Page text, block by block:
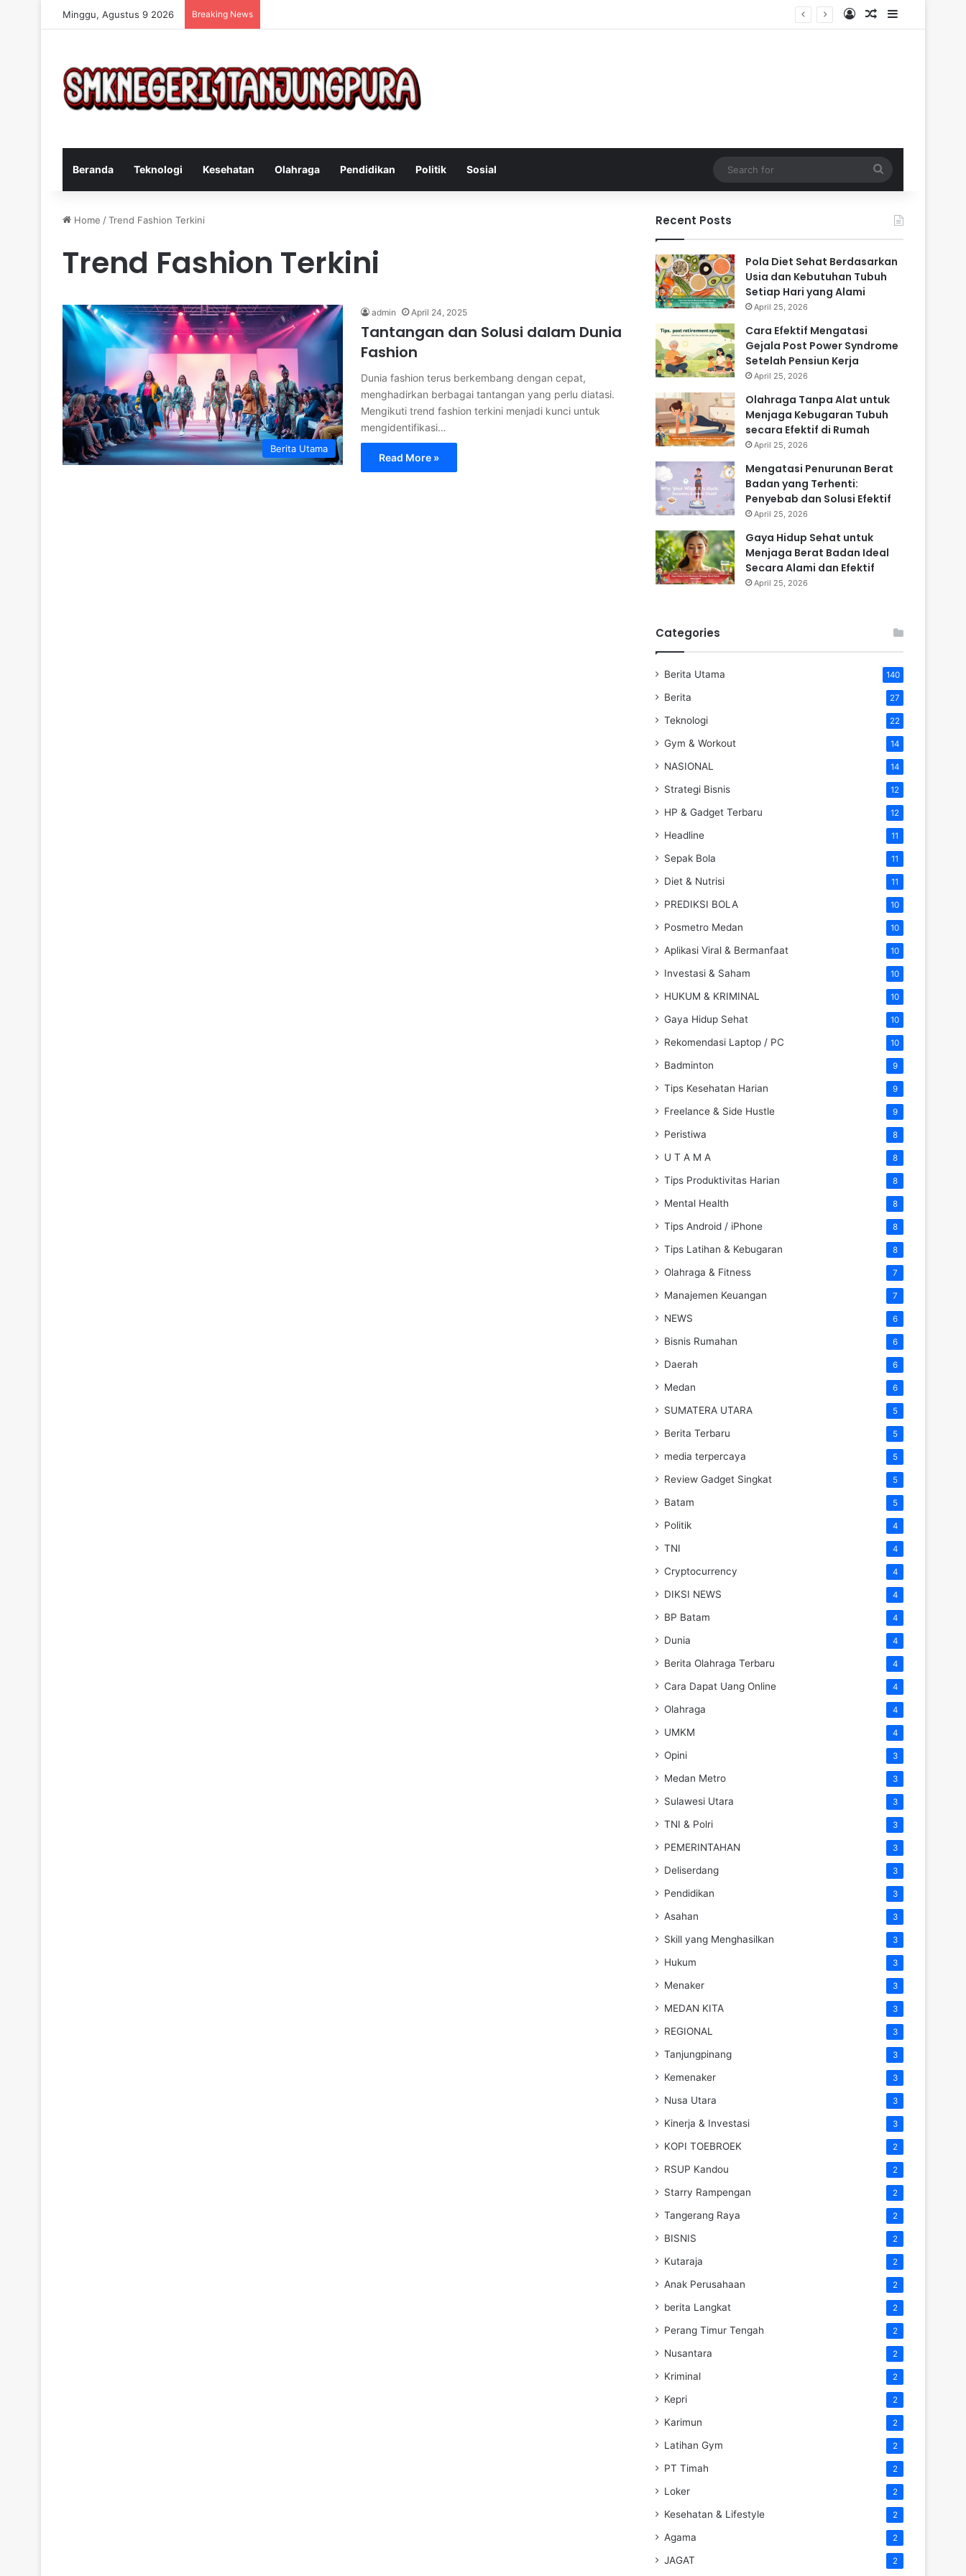
Minggu, Agustus 9 2026 Breaking News Log InRandom Article
Sidebar
Beranda Teknologi Kesehatan Olahraga Pendidikan Politik Sosial
for
Home /Trend Fashion Terkini
Trend Fashion Terkini
Berita Utama
admin April 24, 2025
Tantangan dan Solusi dalam Dunia
Fashion
Dunia fashion terus berkembang dengan cepat,
menghadirkan berbagai tantangan yang perlu diatasi.
Mengikuti trend fashion terkini menjadi kunci untuk
mengidentifikasi…
Read More »
Recent Posts
Pola Diet Sehat Berdasarkan
Usia dan Kebutuhan Tubuh
Setiap Hari yang Alami
April 25, 2026
Cara Efektif Mengatasi
Gejala Post Power Syndrome
Setelah Pensiun Kerja
April 25, 2026
Olahraga Tanpa Alat untuk
Menjaga Kebugaran Tubuh
secara Efektif di Rumah
April 25, 2026
Mengatasi Penurunan Berat
Badan yang Terhenti:
Penyebab dan Solusi Efektif
April 25, 2026
Gaya Hidup Sehat untuk
Menjaga Berat Badan Ideal
Secara Alami dan Efektif
April 25, 2026
Categories
Berita Utama 140
Berita 27
Teknologi 22
Gym & Workout 14
NASIONAL 14
Strategi Bisnis 12
HP & Gadget Terbaru 12
Headline 11
Sepak Bola 11
Diet & Nutrisi 11
PREDIKSI BOLA 10
Posmetro Medan 10
Aplikasi Viral & Bermanfaat 10
Investasi & Saham 10
HUKUM & KRIMINAL 10
Gaya Hidup Sehat 10
Rekomendasi Laptop / PC 10
Badminton 9
Tips Kesehatan Harian 9
Freelance & Side Hustle 9
Peristiwa 8
U T A M A 8
Tips Produktivitas Harian 8
Mental Health 8
Tips Android / iPhone 8
Tips Latihan & Kebugaran 8
Olahraga & Fitness 7
Manajemen Keuangan 7
NEWS 6
Bisnis Rumahan 6
Daerah 6
Medan 6
SUMATERA UTARA 5
Berita Terbaru 5
media terpercaya 5
Review Gadget Singkat 5
Batam 5
Politik 4
TNI 4
Cryptocurrency 4
DIKSI NEWS 4
BP Batam 4
Dunia 4
Berita Olahraga Terbaru 4
Cara Dapat Uang Online 4
Olahraga 4
UMKM 4
Opini 3
Medan Metro 3
Sulawesi Utara 3
TNI & Polri 3
PEMERINTAHAN 3
Deliserdang 3
Pendidikan 3
Asahan 3
Skill yang Menghasilkan 3
Hukum 3
Menaker 3
MEDAN KITA 3
REGIONAL 3
Tanjungpinang 3
Kemenaker 3
Nusa Utara 3
Kinerja & Investasi 3
KOPI TOEBROEK 2
RSUP Kandou 2
Starry Rampengan 2
Tangerang Raya 2
BISNIS 2
Kutaraja 2
Anak Perusahaan 2
berita Langkat 2
Perang Timur Tengah 2
Nusantara 2
Kriminal 2
Kepri 2
Karimun 2
Latihan Gym 2
PT Timah 2
Loker 2
Kesehatan & Lifestyle 2
Agama 2
JAGAT 2